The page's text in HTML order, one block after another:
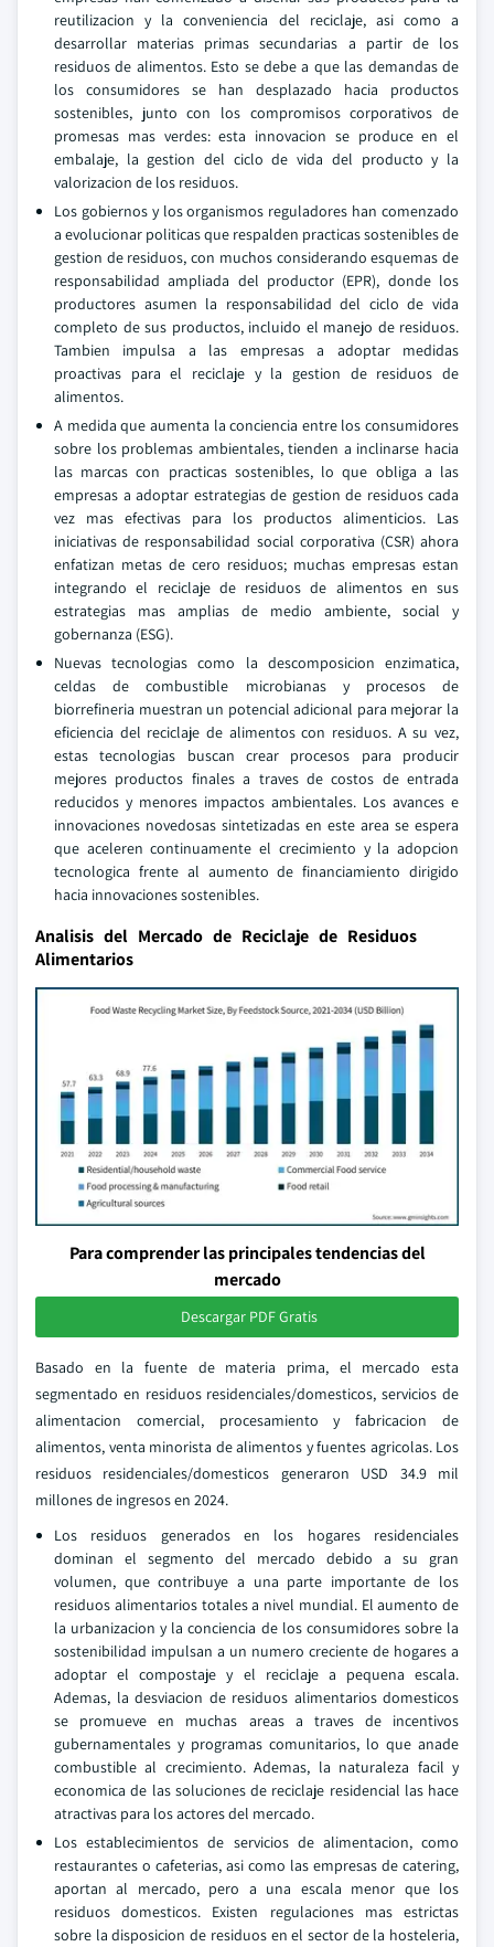
reutilizacion y la conveniencia del reciclaje, asi como a
desarrollar materias primas secundarias a partir de los
residuos de alimentos. Esto se debe a que las demandas de
los consumidores se han desplazado hacia productos
sostenibles, junto con los compromisos corporativos de
promesas mas verdes: esta innovacion se produce en el
embalaje, la gestion del ciclo de vida del producto y la
valorizacion de los residuos.
Los gobiernos y los organismos reguladores han comenzado
a evolucionar politicas que respalden practicas sostenibles de
gestion de residuos, con muchos considerando esquemas de
responsabilidad ampliada del productor (EPR), donde los
productores asumen la responsabilidad del ciclo de vida
completo de sus productos, incluido el manejo de residuos.
Tambien impulsa a las empresas a adoptar medidas
proactivas para el reciclaje y la gestion de residuos de
alimentos.
A medida que aumenta la conciencia entre los consumidores
sobre los problemas ambientales, tienden a inclinarse hacia
las marcas con practicas sostenibles, lo que obliga a las
empresas a adoptar estrategias de gestion de residuos cada
vez mas efectivas para los productos alimenticios. Las
iniciativas de responsabilidad social corporativa (CSR) ahora
enfatizan metas de cero residuos; muchas empresas estan
integrando el reciclaje de residuos de alimentos en sus
estrategias mas amplias de medio ambiente, social y
gobernanza (ESG).
Nuevas tecnologias como la descomposicion enzimatica,
celdas de combustible microbianas y procesos de
biorrefineria muestran un potencial adicional para mejorar la
eficiencia del reciclaje de alimentos con residuos. A su vez,
estas tecnologias buscan crear procesos para producir
mejores productos finales a traves de costos de entrada
reducidos y menores impactos ambientales. Los avances e
innovaciones novedosas sintetizadas en este area se espera
que aceleren continuamente el crecimiento y la adopcion
tecnologica frente al aumento de financiamiento dirigido
hacia innovaciones sostenibles.
Analisis del Mercado de Reciclaje de Residuos
Alimentarios
Para comprender las principales tendencias del
mercado
Descargar PDF Gratis
Basado en la fuente de materia prima, el mercado esta
segmentado en residuos residenciales/domesticos, servicios de
alimentacion comercial, procesamiento y fabricacion de
alimentos, venta minorista de alimentos y fuentes agricolas. Los
residuos residenciales/domesticos generaron USD 34.9 mil
millones de ingresos en 2024.
Los residuos generados en los hogares residenciales
dominan el segmento del mercado debido a su gran
volumen, que contribuye a una parte importante de los
residuos alimentarios totales a nivel mundial. El aumento de
la urbanizacion y la conciencia de los consumidores sobre la
sostenibilidad impulsan a un numero creciente de hogares a
adoptar el compostaje y el reciclaje a pequena escala.
Ademas, la desviacion de residuos alimentarios domesticos
se promueve en muchas areas a traves de incentivos
gubernamentales y programas comunitarios, lo que anade
combustible al crecimiento. Ademas, la naturaleza facil y
economica de las soluciones de reciclaje residencial las hace
atractivas para los actores del mercado.
Los establecimientos de servicios de alimentacion, como
restaurantes o cafeterias, asi como las empresas de catering,
aportan al mercado, pero a una escala menor que los
residuos domesticos. Existen regulaciones mas estrictas
sobre la disposicion de residuos en el sector de la hosteleria,